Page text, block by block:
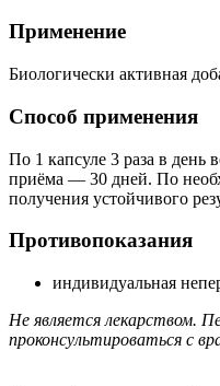
Применение
Биологически активная
Способ применения
По 1 капсуле 3 раза в
приёма — 30 дней. По
получения устойчивого
Противопоказания
индивидуальная
Не является лекарством.
проконсультироваться с